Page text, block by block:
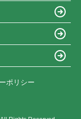
ポリシー